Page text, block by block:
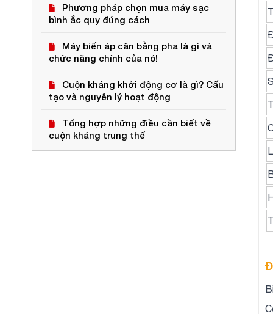
Phương pháp chọn mua máy sạc
bình ắc quy đúng cách
Máy biến áp cân bằng pha là gì và
chức năng chính của nó!
Cuộn kháng khởi động cơ là gì? Cấu
tạo và nguyên lý hoạt động
Tổng hợp những điều cần biết về
cuộn kháng trung thế